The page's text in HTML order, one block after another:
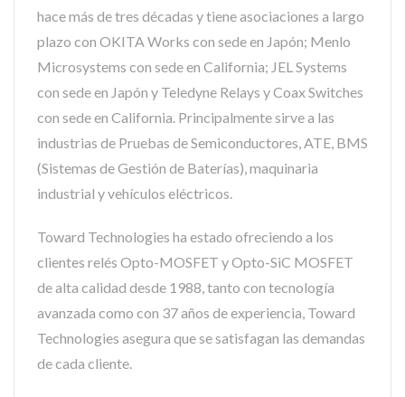
hace más de tres décadas y tiene asociaciones a largo
plazo con OKITA Works con sede en Japón; Menlo
Microsystems con sede en California; JEL Systems
con sede en Japón y Teledyne Relays y Coax Switches
con sede en California. Principalmente sirve a las
industrias de Pruebas de Semiconductores, ATE, BMS
(Sistemas de Gestión de Baterías), maquinaria
industrial y vehículos eléctricos.
Toward Technologies ha estado ofreciendo a los
clientes relés Opto-MOSFET y Opto-SiC MOSFET
de alta calidad desde 1988, tanto con tecnología
avanzada como con 37 años de experiencia, Toward
Technologies asegura que se satisfagan las demandas
de cada cliente.